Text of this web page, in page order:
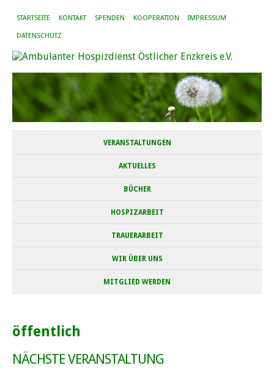
STARTSEITE KONTAKT SPENDEN KOOPERATION IMPRESSUM
DATENSCHUTZ
VERANSTALTUNGEN
AKTUELLES
BÜCHER
HOSPIZARBEIT
TRAUERARBEIT
WIR ÜBER UNS
MITGLIED WERDEN
öffentlich
NÄCHSTE VERANSTALTUNG